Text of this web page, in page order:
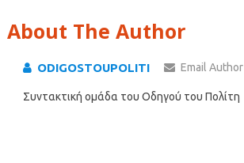
About The Author
ODIGOSTOUPOLITI Email Author
Συντακτική ομάδα του Οδηγού του Πολίτη